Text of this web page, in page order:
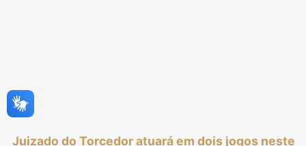
Juizado do Torcedor atuará em dois jogos neste